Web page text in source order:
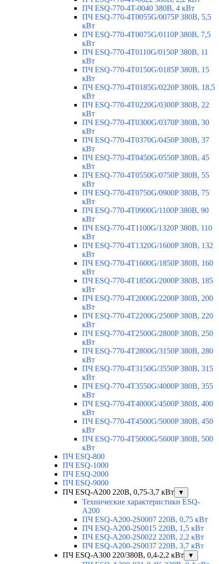
ПЧ ESQ-770-4T-0040 380В, 4 кВт
ПЧ ESQ-770-4T0055G/0075P 380В, 5,5
кВт
ПЧ ESQ-770-4T0075G/0110P 380В, 7,5
кВт
ПЧ ESQ-770-4T0110G/0150P 380В, 11
кВт
ПЧ ESQ-770-4T0150G/0185P 380В, 15
кВт
ПЧ ESQ-770-4T0185G/0220P 380В, 18,5
кВт
ПЧ ESQ-770-4T0220G/0300P 380В, 22
кВт
ПЧ ESQ-770-4T0300G/0370P 380В, 30
кВт
ПЧ ESQ-770-4T0370G/0450P 380В, 37
кВт
ПЧ ESQ-770-4T0450G/0550P 380В, 45
кВт
ПЧ ESQ-770-4T0550G/0750P 380В, 55
кВт
ПЧ ESQ-770-4T0750G/0900P 380В, 75
кВт
ПЧ ESQ-770-4T0900G/1100P 380В, 90
кВт
ПЧ ESQ-770-4T1100G/1320P 380В, 110
кВт
ПЧ ESQ-770-4T1320G/1600P 380В, 132
кВт
ПЧ ESQ-770-4T1600G/1850P 380В, 160
кВт
ПЧ ESQ-770-4T1850G/2000P 380В, 185
кВт
ПЧ ESQ-770-4T2000G/2200P 380В, 200
кВт
ПЧ ESQ-770-4T2200G/2500P 380В, 220
кВт
ПЧ ESQ-770-4T2500G/2800P 380В, 250
кВт
ПЧ ESQ-770-4T2800G/3150P 380В, 280
кВт
ПЧ ESQ-770-4T3150G/3550P 380В, 315
кВт
ПЧ ESQ-770-4T3550G/4000P 380В, 355
кВт
ПЧ ESQ-770-4T4000G/4500P 380В, 400
кВт
ПЧ ESQ-770-4T4500G/5000P 380В, 450
кВт
ПЧ ESQ-770-4T5000G/5600P 380В, 500
кВт
ПЧ ESQ-800
ПЧ ESQ-1000
ПЧ ESQ-2000
ПЧ ESQ-9000
ПЧ ESQ-A200 220В, 0,75-3,7 кВт
▼
Технические характеристики ESQ-
A200
ПЧ ESQ-A200-2S0007 220В, 0,75 кВт
ПЧ ESQ-A200-2S0015 220В, 1,5 кВт
ПЧ ESQ-A200-2S0022 220В, 2,2 кВт
ПЧ ESQ-A200-2S0037 220В, 3,7 кВт
ПЧ ESQ-A300 220/380В, 0,4-2,2 кВт
▼